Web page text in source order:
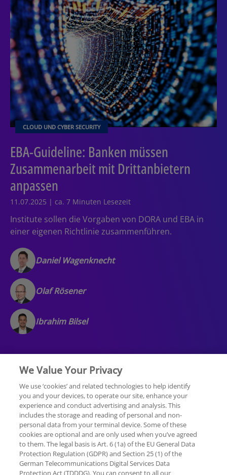
CLOUD UND CYBER SECURITY
EBA-Guideline: Banken müssen
Zusammenarbeit mit Drittanbietern
anpassen
11.07.2025 | ca. 7 Minuten Lesezeit
Institute sollen die Vorgaben von DORA und EBA in
einer eigenen Richtlinie zusammenführen.
Daniel Wagenknecht
Olaf Rösener
Ibrahim Bilsel
Rechtliche Hinweise Datenschutzerklärung
Sitemap Hilfe Unternehmensangaben
We Value Your Privacy
We use ‘cookies’ and related technologies to help identify
you and your devices, to operate our site, enhance your
experience and conduct advertising and analysis. This
includes the storage and reading of personal and non-
personal data from your terminal device. Some of these
cookies are optional and are only used when you’ve agreed
to them. The legal basis is Art. 6 (1a) of the EU General Data
Protection Regulation (GDPR) and Section 25 (1) of the
German Telecommunications Digital Services Data
Protection Act (TDDDG). You can consent to all our